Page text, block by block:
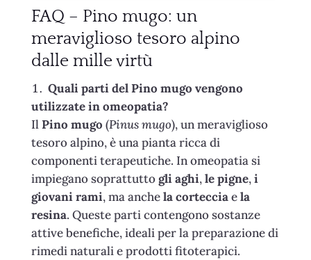
FAQ – Pino mugo: un
meraviglioso tesoro alpino
dalle mille virtù
Quali parti del Pino mugo vengono
utilizzate in omeopatia?
IlPino mugo (Pinus mugo), un meraviglioso
tesoro alpino, è una pianta ricca di
componenti terapeutiche. In omeopatia si
impiegano soprattuttogli aghi,le pigne,i
giovani rami, ma anchela cortecciaela
resina. Queste parti contengono sostanze
attive benefiche, ideali per la preparazione di
rimedi naturali e prodotti fitoterapici.